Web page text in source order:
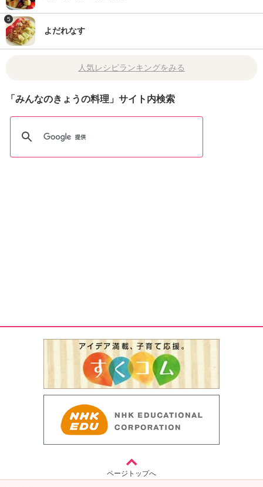
5
よだれなす
人気レシピランキングをみる
「みんなのきょうの料理」サイト内検索
ページトップへ